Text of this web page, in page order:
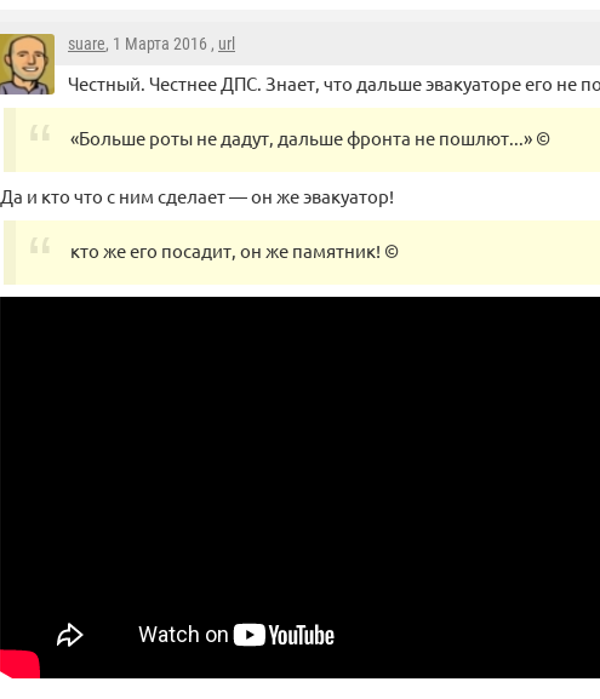
suare, 1 Марта 2016 , url
Честный. Честнее ДПС. Знает, что дальше эвакуаторе его не
«Больше роты не дадут, дальше фронта не пошлют...» ©
Да и кто что с ним сделает — он же эвакуатор!
кто же его посадит, он же памятник! ©